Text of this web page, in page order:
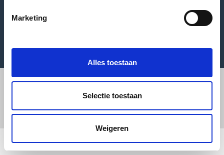
Marketing
Alles toestaan
Selectie toestaan
Weigeren